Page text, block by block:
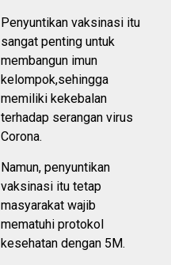
Penyuntikan vaksinasi itu
sangat penting untuk
membangun imun
kelompok,sehingga
memiliki kekebalan
terhadap serangan virus
Corona.
Namun, penyuntikan
vaksinasi itu tetap
masyarakat wajib
mematuhi protokol
kesehatan dengan 5M.